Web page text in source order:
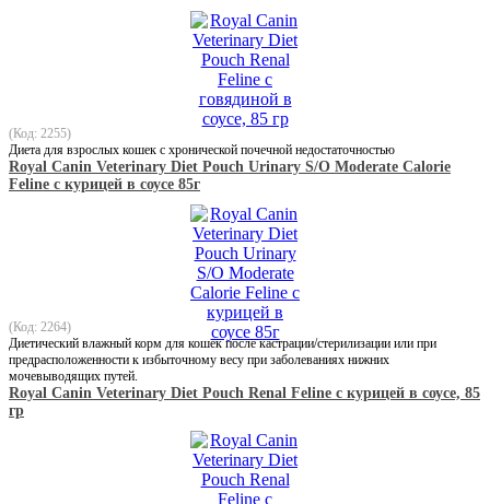
(Код: 2255)
Диета для взрослых кошек с хронической почечной недостаточностью
Royal Canin Veterinary Diet Pouch Urinary S/O Moderate Calorie
Feline с курицей в соусе 85г
(Код: 2264)
Диетический влажный корм для кошек после кастрации/стерилизации или при
предрасположенности к избыточному весу при заболеваниях нижних
мочевыводящих путей.
Royal Canin Veterinary Diet Pouch Renal Feline с курицей в соусе, 85
гр